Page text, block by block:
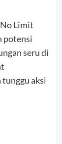
Limit
potensi
seru di
aksi